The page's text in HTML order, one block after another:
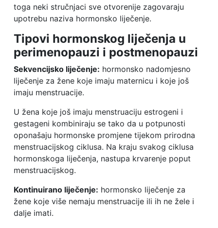
toga neki stručnjaci sve otvorenije zagovaraju
upotrebu naziva hormonsko liječenje.
Tipovi hormonskog liječenja u
perimenopauzi i postmenopauzi
Sekvencijsko liječenje: hormonsko nadomjesno
liječenje za žene koje imaju maternicu i koje još
imaju menstruacije.
U žena koje još imaju menstruaciju estrogeni i
gestageni kombiniraju se tako da u potpunosti
oponašaju hormonske promjene tijekom prirodna
menstruacijskog ciklusa. Na kraju svakog ciklusa
hormonskoga liječenja, nastupa krvarenje poput
menstruacijskog.
Kontinuirano liječenje: hormonsko liječenje za
žene koje više nemaju menstruacije ili ih ne žele i
dalje imati.